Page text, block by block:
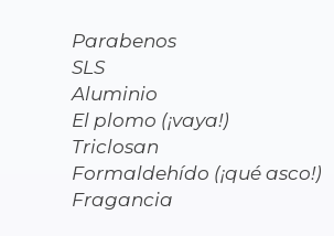
Parabenos
SLS
Aluminio
El plomo (¡vaya!)
Triclosan
Formaldehído (¡qué asco!)
Fragancia